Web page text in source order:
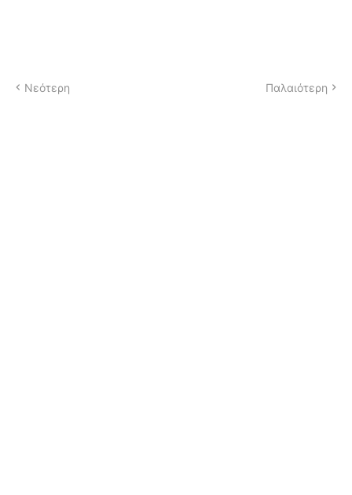
Νεότερη Παλαιότερη